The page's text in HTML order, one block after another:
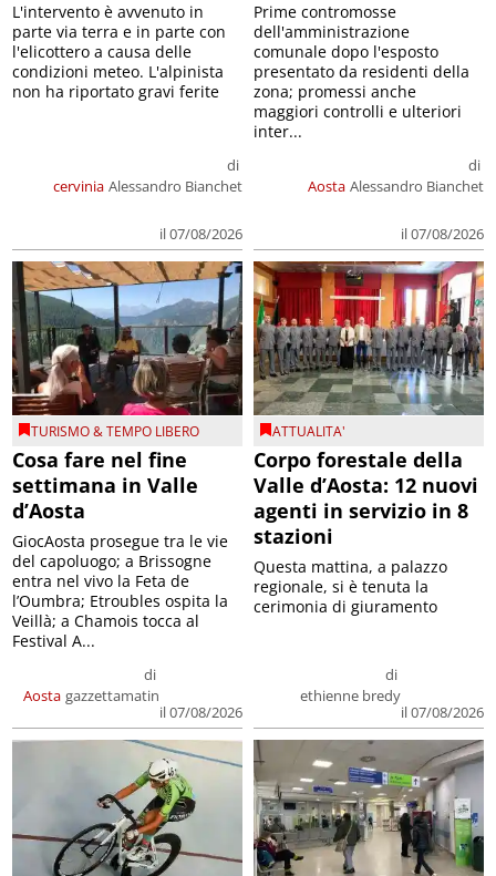
cervinia
di
Alessandro Bianchet
il 07/08/2026
L'intervento è avvenuto in
parte via terra e in parte con
l'elicottero a causa delle
condizioni meteo. L'alpinista
non ha riportato gravi ferite
Aosta
di
Alessandro Bianchet
il 07/08/2026
Prime contromosse
dell'amministrazione
comunale dopo l'esposto
presentato da residenti della
zona; promessi anche
maggiori controlli e ulteriori
inter...
TURISMO & TEMPO LIBERO
Cosa fare nel fine
settimana in Valle
d’Aosta
Aosta
di
gazzettamatin
il 07/08/2026
GiocAosta prosegue tra le vie
del capoluogo; a Brissogne
entra nel vivo la Feta de
l’Oumbra; Etroubles ospita la
Veillà; a Chamois tocca al
Festival A...
ATTUALITA'
Corpo forestale della
Valle d’Aosta: 12 nuovi
agenti in servizio in 8
stazioni
di
ethienne bredy
il 07/08/2026
Questa mattina, a palazzo
regionale, si è tenuta la
cerimonia di giuramento